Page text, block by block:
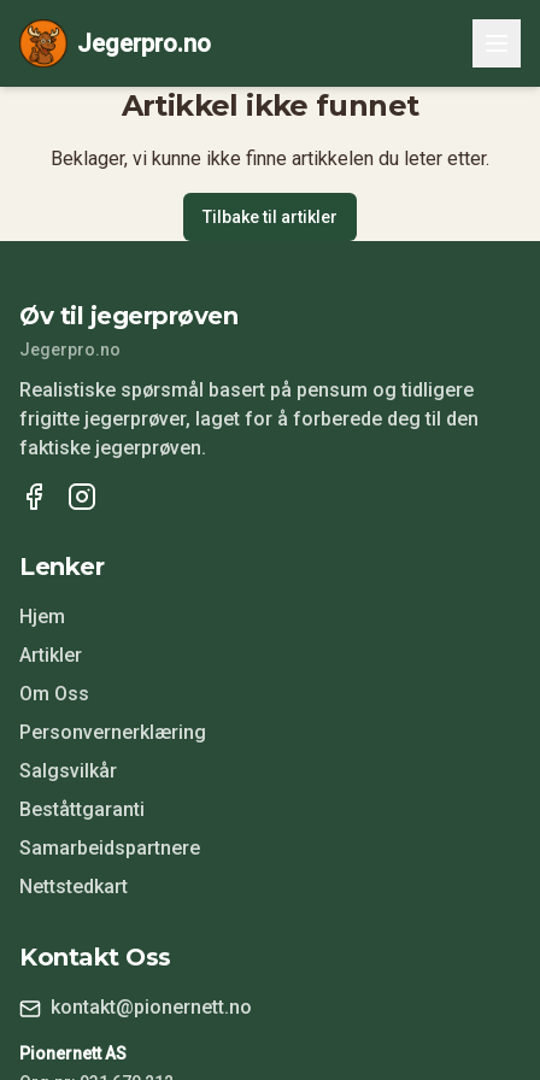
Jegerpro.no
Artikkel ikke funnet
Beklager, vi kunne ikke finne artikkelen du leter etter.
Tilbake til artikler
Øv til jegerprøven
Jegerpro.no
Realistiske spørsmål basert på pensum og tidligere
frigitte jegerprøver, laget for å forberede deg til den
faktiske jegerprøven.
Lenker
Hjem
Artikler
Om Oss
Personvernerklæring
Salgsvilkår
Beståttgaranti
Samarbeidspartnere
Nettstedkart
Kontakt Oss
kontakt@pionernett.no
Pionernett AS